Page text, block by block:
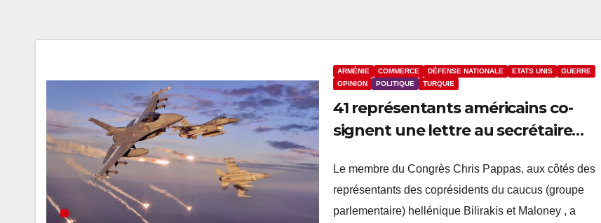
ARMÉNIE COMMERCE DÉFENSE NATIONALE ETATS UNIS
GUERRE
OPINION
POLITIQUE TURQUIE
41 représentants américains co-
signent une lettre au secrétaire
Turquie
Le membre du Congrès Chris Pappas, aux côtés des
représentants des coprésidents du caucus (groupe
parlementaire) hellénique Bilirakis et Maloney , a